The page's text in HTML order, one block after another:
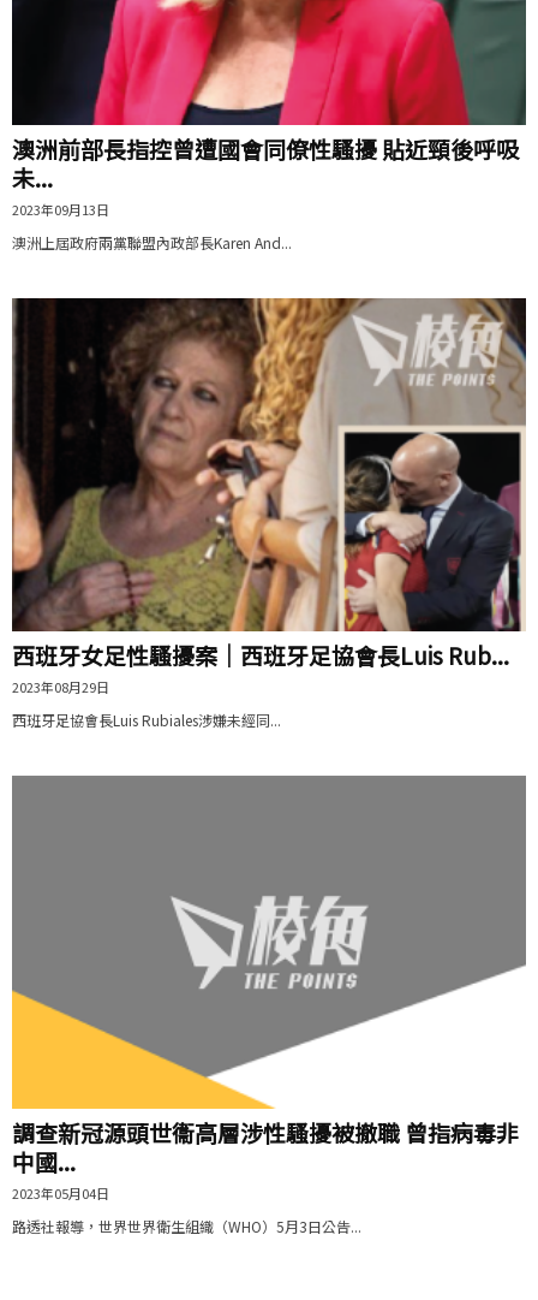
澳洲前部長指控曾遭國會同僚性騷擾 貼近頸後呼吸
未...
2023年09月13日
澳洲上屆政府兩黨聯盟內政部長Karen And...
西班牙女足性騷擾案｜西班牙足協會長Luis Rub...
2023年08月29日
西班牙足協會長Luis Rubiales涉嫌未經同...
調查新冠源頭世衞高層涉性騷擾被撤職 曾指病毒非
中國...
2023年05月04日
路透社報導，世界世界衛生組織（WHO）5月3日公告...